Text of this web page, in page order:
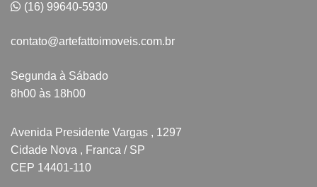
(16) 99640-5930
contato@artefattoimoveis.com.br
Segunda à Sábado
8h00 às 18h00
Avenida Presidente Vargas , 1297
Cidade Nova , Franca / SP
CEP 14401-110